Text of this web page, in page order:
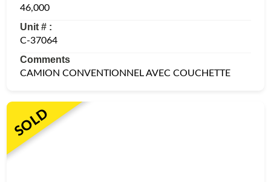
46,000
Unit # :
C-37064
Comments
CAMION CONVENTIONNEL AVEC COUCHETTE
SOLD